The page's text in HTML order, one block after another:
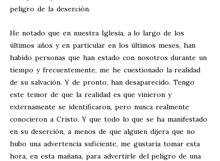
peligro de la deserción.
He notado que en nuestra Iglesia, a lo largo de los
últimos años y en particular en los últimos meses, han
habido personas que han estado con nosotros durante un
tiempo y frecuentemente, me he cuestionado la realidad
de su salvación. Y de pronto, han desaparecido. Tengo
este temor de que la realidad es que vinieron y
externamente se identificaron, pero nunca realmente
conocieron a Cristo. Y que todo lo que se ha manifestado
en su deserción, a menos de que alguien dijera que no
hubo una advertencia suficiente, me gustaría tomar esta
hora, en esta mañana, para advertirle del peligro de una